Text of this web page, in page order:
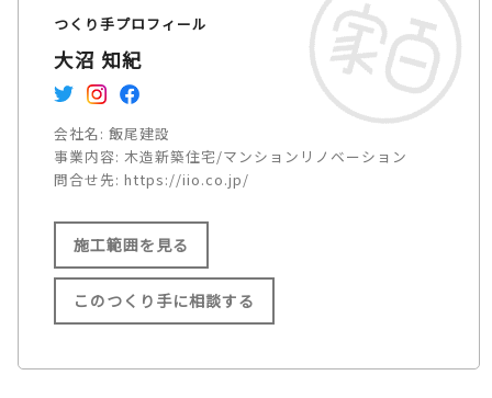
つくり手プロフィール
大沼 知紀
会社名: 飯尾建設
事業内容: 木造新築住宅/マンションリノベーション
問合せ先: https://iio.co.jp/
施工範囲を見る
施工範囲
このつくり手に相談する